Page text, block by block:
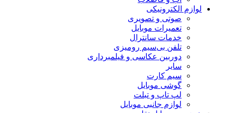
لوازم الکترونیکی
صوتی و تصویری
تعمیرات موبایل
خدمات سانترال
تلفن بی‌سیم رومیزی
دوربین عکاسی و فیلمبرداری
سایر
سیم کارت
گوشی موبایل
لپ تاپ و تبلت
لوازم جانبی موبایل